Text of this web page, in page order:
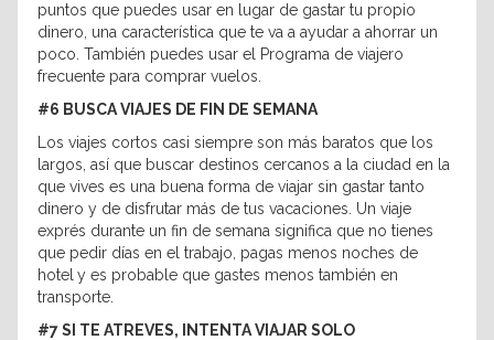
puntos que puedes usar en lugar de gastar tu propio
dinero, una característica que te va a ayudar a ahorrar un
poco. También puedes usar el Programa de viajero
frecuente para comprar vuelos.
#6 BUSCA VIAJES DE FIN DE SEMANA
Los viajes cortos casi siempre son más baratos que los
largos, así que buscar destinos cercanos a la ciudad en la
que vives es una buena forma de viajar sin gastar tanto
dinero y de disfrutar más de tus vacaciones. Un viaje
exprés durante un fin de semana significa que no tienes
que pedir días en el trabajo, pagas menos noches de
hotel y es probable que gastes menos también en
transporte.
#7 SI TE ATREVES, INTENTA VIAJAR SOLO